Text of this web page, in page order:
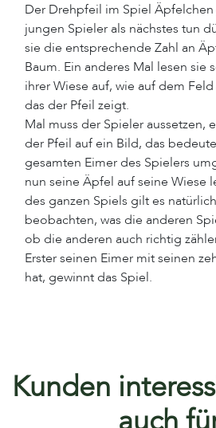
Der Drehpfeil im Spiel
jungen Spieler als nächstes tun
sie die entsprechende Zahl an
Baum. Ein anderes Mal lesen sie
ihrer Wiese auf, wie auf dem
das der Pfeil zeigt.
Mal muss der Spieler aussetzen,
der Pfeil auf ein Bild, das
gesamten Eimer des Spielers
nun seine Äpfel auf seine Wiese
des ganzen Spiels gilt es
beobachten, was die anderen
ob die anderen auch richtig
Erster seinen Eimer mit seinen
hat, gewinnt das Spiel.
Kunden